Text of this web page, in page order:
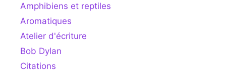
Amphibiens et reptiles
Aromatiques
Atelier d'écriture
Bob Dylan
Citations